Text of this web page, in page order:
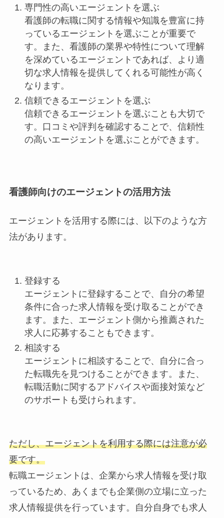
専門性の高いエージェントを選ぶ
看護師の転職に関する情報や知識を豊富に持
っているエージェントを選ぶことが重要で
す。また、看護師の業界や特性について理解
を深めているエージェントであれば、より適
切な求人情報を提供してくれる可能性が高く
なります。
信頼できるエージェントを選ぶ
信頼できるエージェントを選ぶことも大切で
す。口コミや評判を確認することで、信頼性
の高いエージェントを選ぶことができます。
看護師向けのエージェントの活用方法
エージェントを活用する際には、以下のような方
法があります。
登録する
エージェントに登録することで、自分の希望
条件に合った求人情報を受け取ることができ
ます。また、エージェント側から推薦された
求人に応募することもできます。
相談する
エージェントに相談することで、自分に合っ
た転職先を見つけることができます。また、
転職活動に関するアドバイスや面接対策など
のサポートも受けられます。
ただし、エージェントを利用する際には注意が必
要です。
転職エージェントは、企業から求人情報を受け取
っているため、あくまでも企業側の立場に立った
求人情報提供を行っています。自分自身でも求人